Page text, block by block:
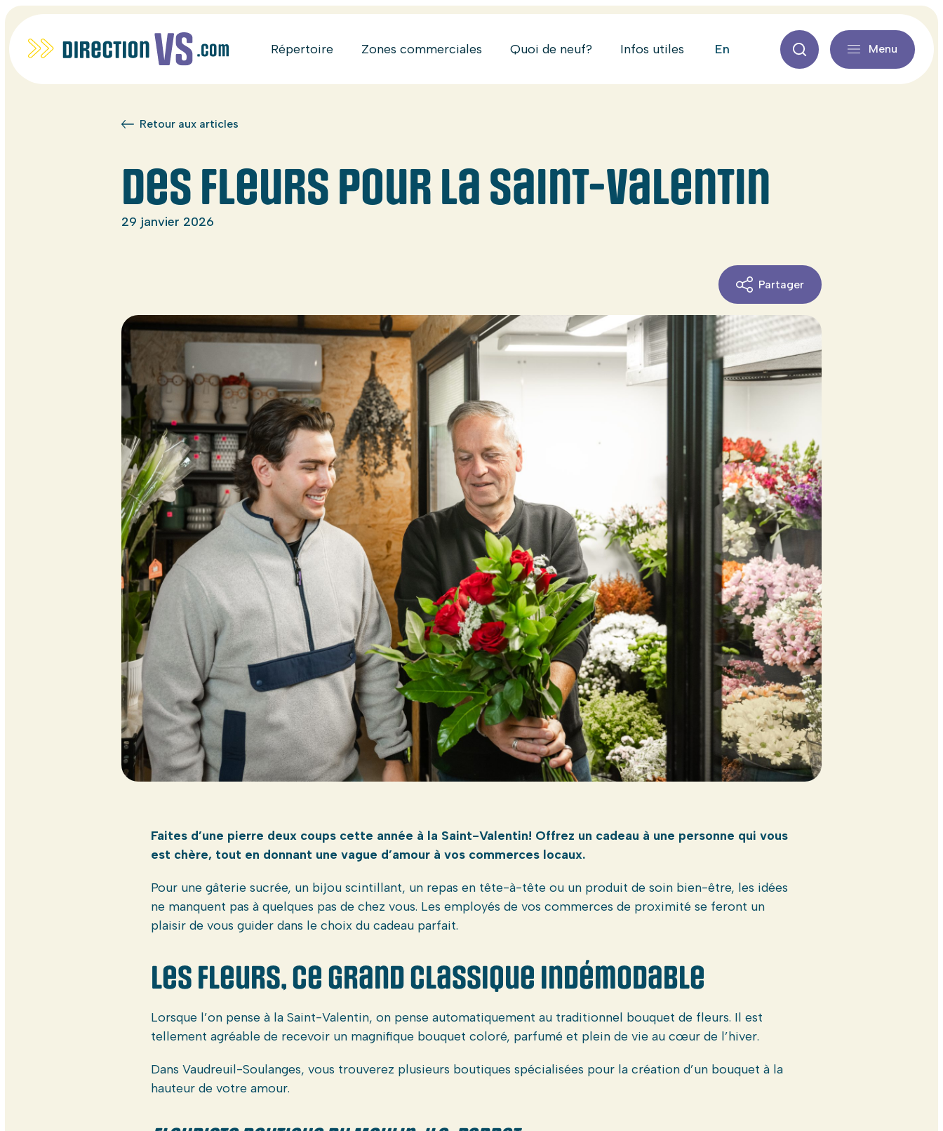
Répertoire Zones commerciales Quoi de neuf? Infos utiles en Menu
Retour aux articles
Des fleurs pour la Saint-Valentin
29 janvier 2026
Partager
Faites d’une pierre deux coups cette année à la Saint-Valentin! Offrez un cadeau à une personne qui vous
est chère, tout en donnant une vague d’amour à vos commerces locaux.
Pour une gâterie sucrée, un bijou scintillant, un repas en tête-à-tête ou un produit de soin bien-être, les idées
ne manquent pas à quelques pas de chez vous. Les employés de vos commerces de proximité se feront un
plaisir de vous guider dans le choix du cadeau parfait.
Les fleurs, ce grand classique indémodable
Lorsque l’on pense à la Saint-Valentin, on pense automatiquement au traditionnel bouquet de fleurs. Il est
tellement agréable de recevoir un magnifique bouquet coloré, parfumé et plein de vie au cœur de l’hiver.
Dans Vaudreuil-Soulanges, vous trouverez plusieurs boutiques spécialisées pour la création d’un bouquet à la
hauteur de votre amour.